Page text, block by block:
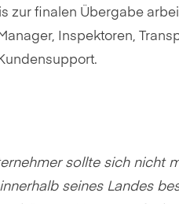
zur finalen Übergabe
Inspektoren,
sollte sich nicht
seines Landes